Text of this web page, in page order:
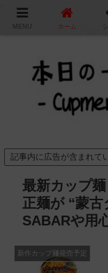
カップ麺の
記事内に広告が含まれて
最新カップ
正麺が “蒙
SABARや用
新作カップ麺発売予定
MENU ホーム